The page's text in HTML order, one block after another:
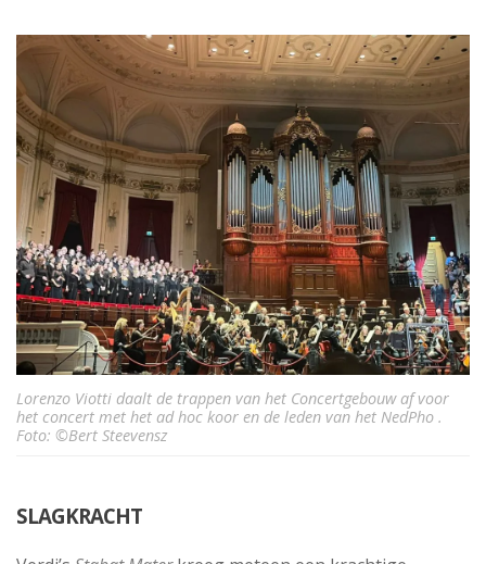
Lorenzo Viotti daalt de trappen van het Concertgebouw af voor
het concert met het ad hoc koor en de leden van het NedPho .
Foto: ©Bert Steevensz
SLAGKRACHT